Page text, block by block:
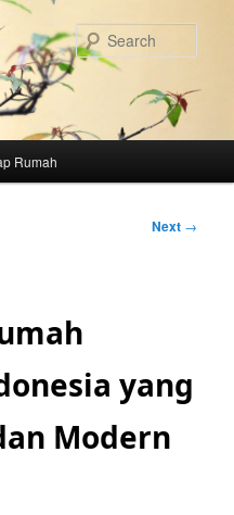
Rumah
Next →
yang
Modern